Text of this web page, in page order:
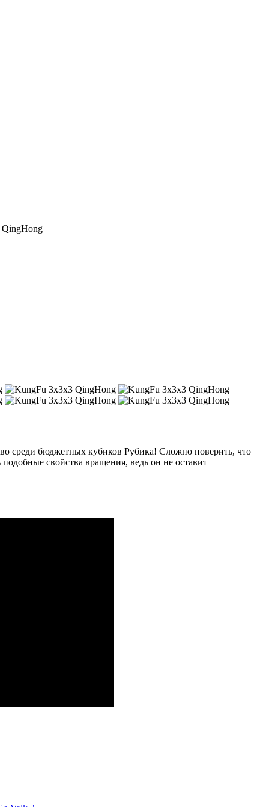
среди бюджетных кубиков Рубика! Сложно поверить, что
свойства вращения, ведь он не оставит